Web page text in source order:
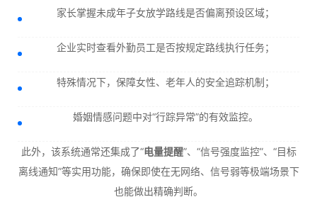
家长掌握未成年子女放学路线是否偏离预设区域；
企业实时查看外勤员工是否按规定路线执行任务；
特殊情况下，保障女性、老年人的安全追踪机制；
婚姻情感问题中对“行踪异常”的有效监控。
此外，该系统通常还集成了“电量提醒”、“信号强度监控”、“目标
离线通知”等实用功能，确保即使在无网络、信号弱等极端场景下
也能做出精确判断。